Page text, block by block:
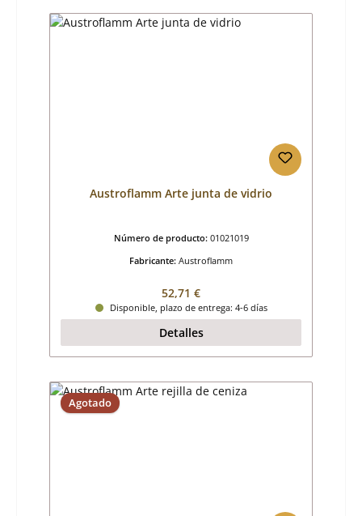
Austroflamm Arte junta de vidrio
Número de producto: 01021019
Fabricante: Austroflamm
Precio normal:
52,71 €
Disponible, plazo de entrega: 4-6 días
Detalles
Agotado